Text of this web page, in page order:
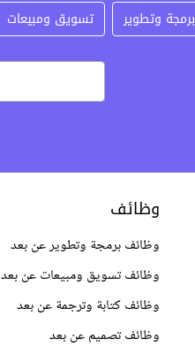
برمجة وتطوير تسويق ومبيعات
وظائف
وظائف برمجة وتطوير عن بعد
وظائف تسويق ومبيعات عن بعد
وظائف كتابة وترجمة عن بعد
وظائف تصميم عن بعد